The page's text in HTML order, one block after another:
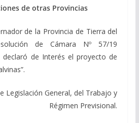
de otras Provincias
de la Provincia de Tierra del
de Cámara Nº 57/19
de Interés el proyecto de
Legislación General, del Trabajo y
Régimen Previsional.